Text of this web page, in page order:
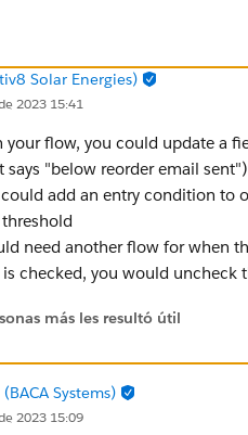
Solar Energies)
2023 15:41
your flow, you could update a
says "below reorder email
could add an entry condition to
need another flow for when
checked, you would uncheck
más les resultó útil
Systems)
2023 15:09